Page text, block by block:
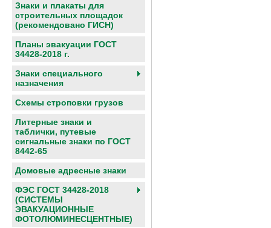
Знаки и плакаты для
строительных площадок
(рекомендовано ГИСН)
Планы эвакуации ГОСТ
34428-2018 г.
Знаки специального
назначения
Схемы строповки грузов
Литерные знаки и
таблички, путевые
сигнальные знаки по ГОСТ
8442-65
Домовые адресные знаки
ФЭС ГОСТ 34428-2018
(СИСТЕМЫ
ЭВАКУАЦИОННЫЕ
ФОТОЛЮМИНЕСЦЕНТНЫЕ)